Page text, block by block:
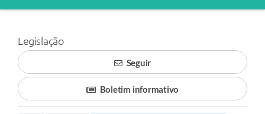
Poder Legislativo
A Prefeitura
Município
Legislação
Seguir
Boletim informativo